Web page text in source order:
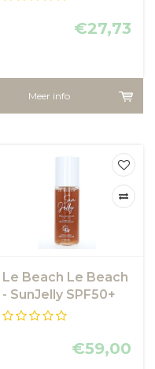
€27,73
Meer info
Le Beach Le Beach
- SunJelly SPF50+
Face and Body
€59,00